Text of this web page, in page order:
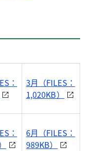
：
3月（FILES：
1,020KB）
：
6月（FILES：
989KB）